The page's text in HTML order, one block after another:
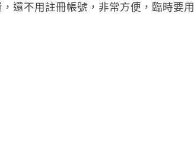
還不用註冊帳號，非常方便，臨時要用